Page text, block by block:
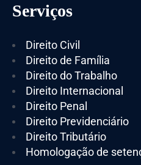
Serviços
Direito Civil
Direito de Família
Direito do Trabalho
Direito Internacional
Direito Penal
Direito Previdenciário
Direito Tributário
Homologação de